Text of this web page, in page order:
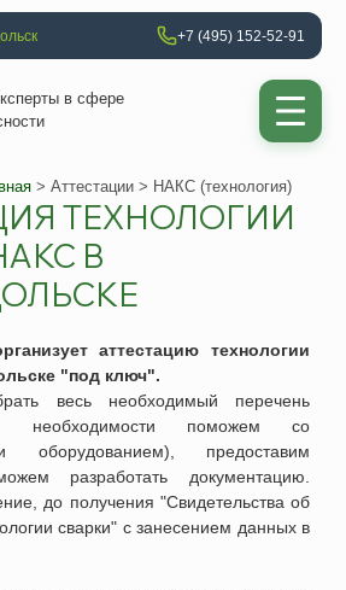
+7 (495) 152-52-91
> Аттестации > НАКС (технология)
ТЕХНОЛОГИИ
В
аттестацию технологии
"под ключ".
весь необходимый перечень
необходимости поможем со
оборудованием), предоставим
разработать документацию.
до получения "Свидетельства об
сварки" с занесением данных в